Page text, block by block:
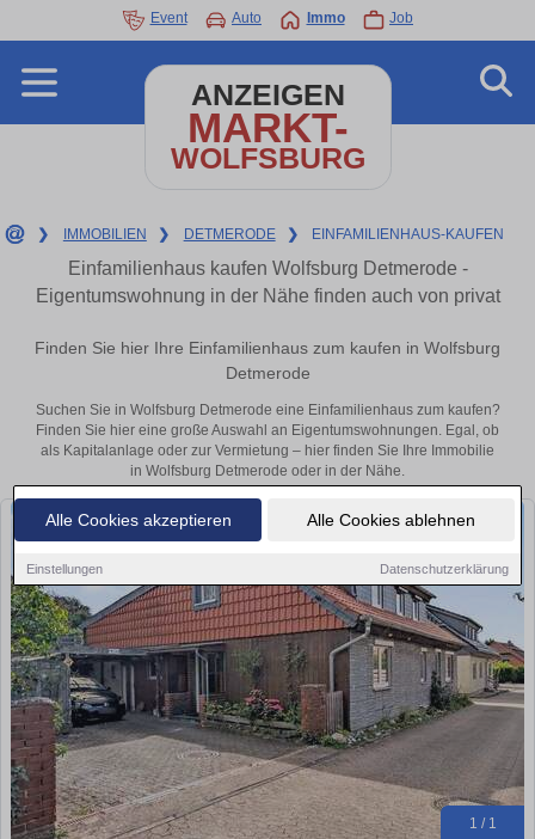
Alle Cookies akzeptieren Alle Cookies ablehnen
Einstellungen Datenschutzerklärung
Event Auto Immo Job
ANZEIGEN
MARKT-
WOLFSBURG
❯ IMMOBILIEN ❯ DETMERODE ❯ EINFAMILIENHAUS-KAUFEN
Einfamilienhaus kaufen Wolfsburg Detmerode -
Eigentumswohnung in der Nähe finden auch von privat
Finden Sie hier Ihre Einfamilienhaus zum kaufen in Wolfsburg
Detmerode
Suchen Sie in Wolfsburg Detmerode eine Einfamilienhaus zum kaufen?
Finden Sie hier eine große Auswahl an Eigentumswohnungen. Egal, ob
als Kapitalanlage oder zur Vermietung – hier finden Sie Ihre Immobilie
in Wolfsburg Detmerode oder in der Nähe.
1 / 1